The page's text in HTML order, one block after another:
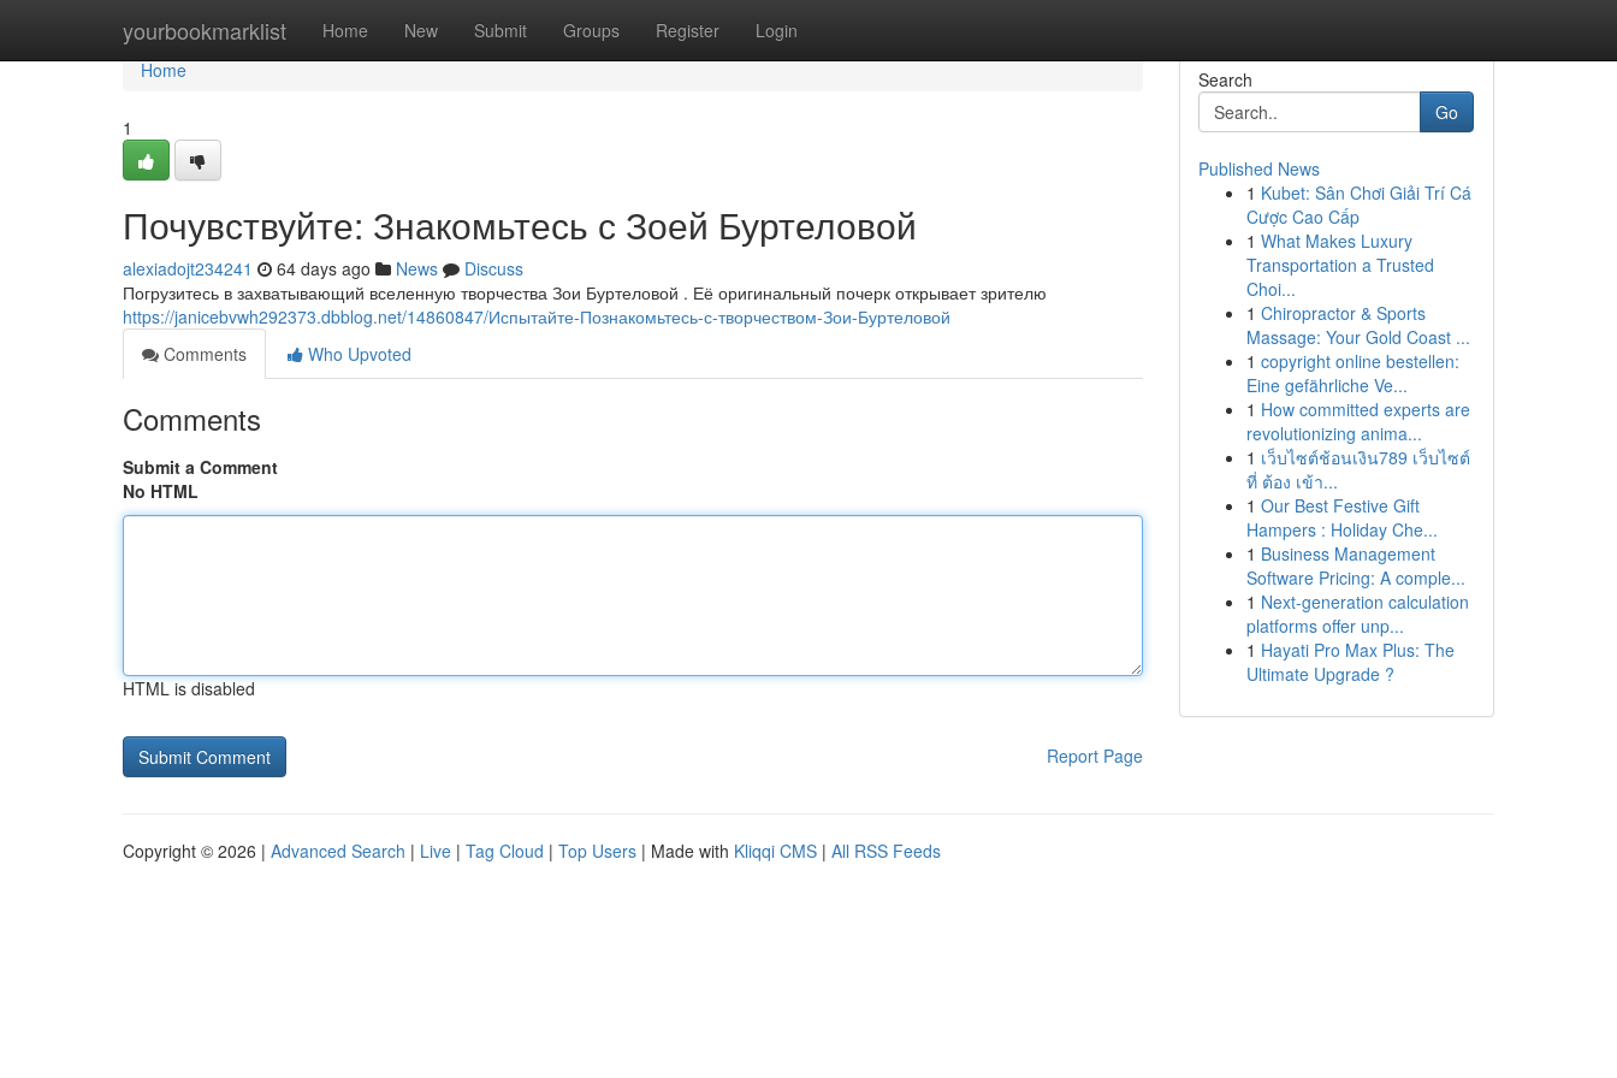
yourbookmarklist Home New Submit Groups Register Login
Home
Home
1
Почувствуйте: Знакомьтесь с Зоей Буртеловой
alexiadojt234241 64 days ago News
Discuss
Погрузитесь в захватывающий вселенную творчества Зои Буртеловой . Её оригинальный почерк открывает зрителю
https://janicebvwh292373.dbblog.net/14860847/Испытайте-Познакомьтесь-с-творчеством-Зои-Буртеловой
Comments
Who Upvoted
Comments
Submit a Comment
No HTML
HTML is disabled
Report Page
Search
Go
Published News
1 Kubet: Sân Chơi Giải Trí Cá
Cược Cao Cấp
1 What Makes Luxury
Transportation a Trusted
Choi...
1 Chiropractor & Sports
Massage: Your Gold Coast ...
1 copyright online bestellen:
Eine gefährliche Ve...
1 How committed experts are
revolutionizing anima...
1 เว็บไซต์ช้อนเงิน789 เว็บไซต์
ที่ ต้อง เข้า...
1 Our Best Festive Gift
Hampers : Holiday Che...
1 Business Management
Software Pricing: A comple...
1 Next-generation calculation
platforms offer unp...
1 Hayati Pro Max Plus: The
Ultimate Upgrade ?
Copyright © 2026 | Advanced Search | Live | Tag Cloud | Top Users | Made with Kliqqi CMS | All RSS Feeds